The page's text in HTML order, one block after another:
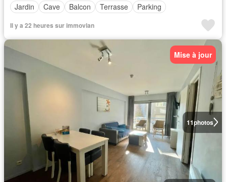
Jardin
Cave Balcon Terrasse Parking
Il y a 22 heures sur immovlan
11photos
Mise à jour